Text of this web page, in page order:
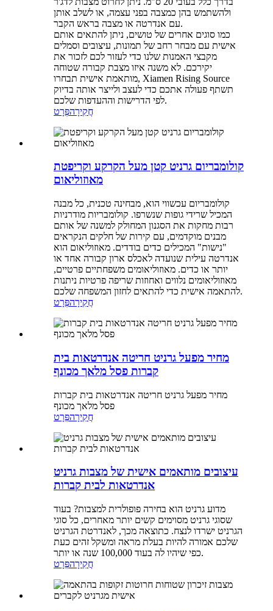
ולהשתמש בהן כמצבה בפני עצמה, או לשלב אותן
עם אנדרטה או מצבה בראש הקבר.
כמו סוגים אחרים של טושים, ניתן להתאים אותם
אישית עם מבחר רחב של תמונות, עיצובים וסמלים
מקבצי האמנות שלנו כדי לעזור לכם לזכור את
יקירכם. לא משנה איזו מצבת קבורה שטוחה
מותאמת אישית תבחרו, Xiamen Rising Source
תשתף פעולה אתכם כדי לעצב ולייצר אותה בדיוק
לפי הדרישות וההעדפות שלכם.
חֲקִירָהפְּרָט
קולומבריום גרניט קטן מעל הקרקע וקריפטת
מאוזוליאום
קולומבריום עכשווי הוא, מבחינה טכנית, כל מבנה
המכיל שרידי גופות שנשרפו. קולומבריות מודרניות
רבות מחקות את הסגנון המחולק למשנה של אותם
מבנים מוקדמים, עם קירות של חלקים הנקראים
"נישות" המכילים כדים בודדים. מאוזוליאום הוא
אנדרטה עילית שנועדה לאכלס ארון קבורה אחד או
יותר או כדים. מאוזוליאומים משפחתיים פרטיים,
מאוזוליאומים נלווים ואחוזות שריפה פרטיות ניתנות
להתאמה אישית כדי להתאים לחזון המשפחה שלכם.
חֲקִירָהפְּרָט
מחיר מפעל גרניט חריטה אנדרטאות בית
קברות פסל מלאך מכונף
מחיר מפעל גרניט חריטה אנדרטאות בית קברות
פסל מלאך מכונף
חֲקִירָהפְּרָט
עיצובים מותאמים אישית של מצבות גרניט
אנדרטאות לבית קברות
מדוע גרניט הוא בחירה פופולרית למצבות? בעוד
שסוגי גרניט מסוימים קשים יותר מאחרים, כל סוגי
הגרניט ישרדו לנצח. כתוצאה מכך, לאנדרטת הגרניט
שלכם אמורה להיות בעלת מראה ומשקל זהים כעת
כפי שיהיו לה בעוד 100,000 שנה או יותר.
חֲקִירָהפְּרָט